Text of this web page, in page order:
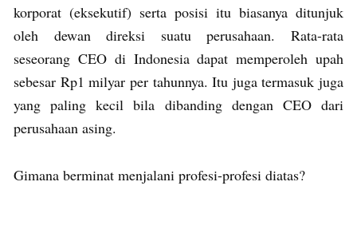
korporat (eksekutif) serta posisi itu biasanya ditunjuk
oleh dewan direksi suatu perusahaan. Rata-rata
seseorang CEO di Indonesia dapat memperoleh upah
sebesar Rp1 milyar per tahunnya. Itu juga termasuk juga
yang paling kecil bila dibanding dengan CEO dari
perusahaan asing.
Gimana berminat menjalani profesi-profesi diatas?